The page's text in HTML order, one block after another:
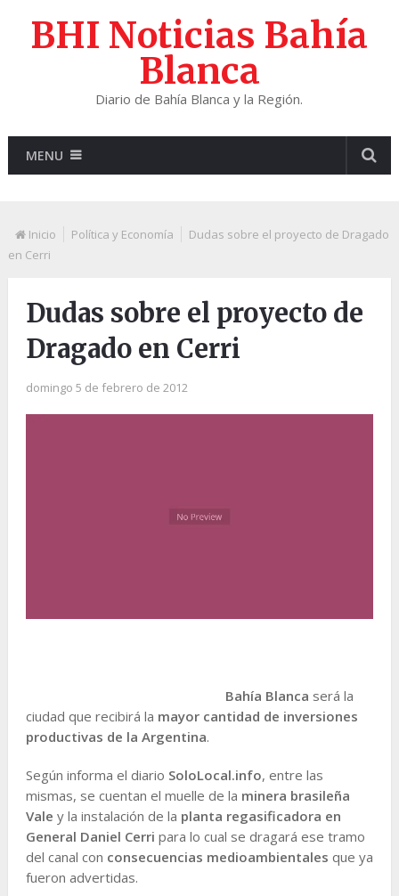
BHI Noticias Bahía
Blanca
Diario de Bahía Blanca y la Región.
MENU
Inicio Política y Economía
Dudas sobre el proyecto de Dragado
en Cerri
Dudas sobre el proyecto de
Dragado en Cerri
domingo 5 de febrero de 2012
Bahía Blanca será la
ciudad que recibirá la mayor cantidad de inversiones
productivas de la Argentina.
Según informa el diario SoloLocal.info, entre las
mismas, se cuentan el muelle de la minera brasileña
Vale y la instalación de la planta regasificadora en
General Daniel Cerri para lo cual se dragará ese tramo
del canal con consecuencias medioambientales que ya
fueron advertidas.